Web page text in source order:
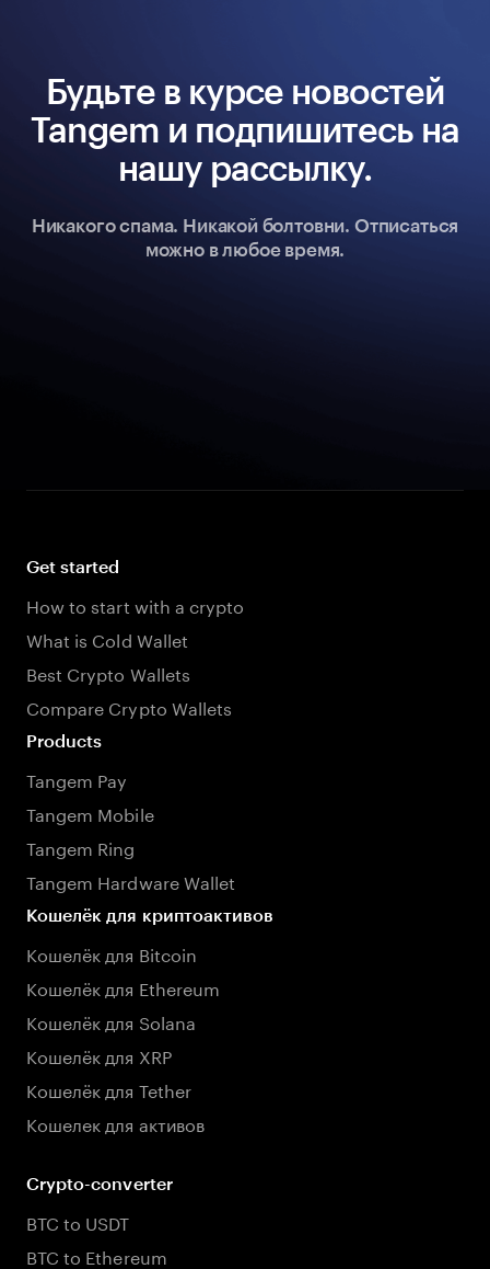
Будьте в курсе новостей
Tangem и подпишитесь на
нашу рассылку.
Никакого спама. Никакой болтовни. Отписаться
можно в любое время.
Get started
How to start with a crypto
What is Cold Wallet
Best Crypto Wallets
Compare Crypto Wallets
Products
Tangem Pay
Tangem Mobile
Tangem Ring
Tangem Hardware Wallet
Кошелёк для криптоактивов
Кошелёк для Bitcoin
Кошелёк для Ethereum
Кошелёк для Solana
Кошелёк для XRP
Кошелёк для Tether
Кошелек для активов
Crypto-converter
BTC to USDT
BTC to Ethereum